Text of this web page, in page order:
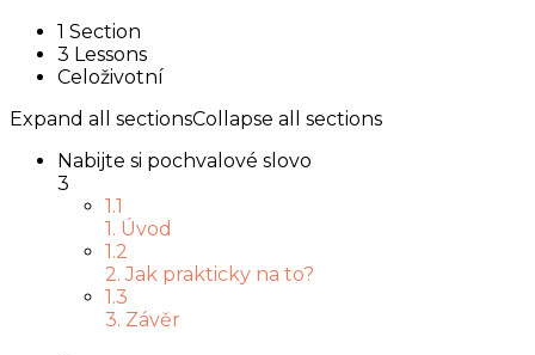
1 Section
3 Lessons
Celoživotní
Expand all sectionsCollapse all sections
Nabijte si pochvalové slovo
3
1.1
1. Úvod
1.2
2. Jak prakticky na to?
1.3
3. Závěr